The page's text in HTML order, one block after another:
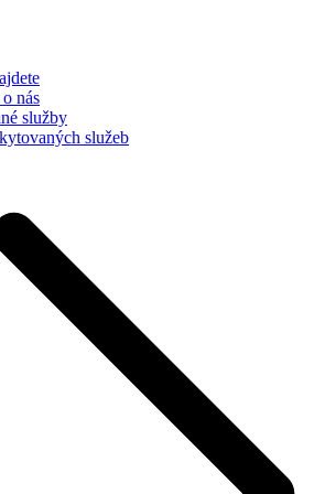
nás
služby
služeb